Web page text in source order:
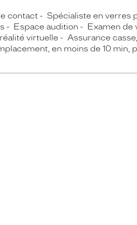
contact
Spécialiste en verres
Espace audition Examen de
virtuelle
Assurance
en moins de 10 min,